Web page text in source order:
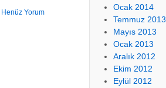
Henüz Yorum
Ocak 2014
Temmuz 2013
Mayıs 2013
Ocak 2013
Aralık 2012
Ekim 2012
Eylül 2012